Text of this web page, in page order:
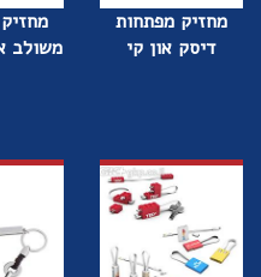
מחזיק מפתחות
דיסק און קי
משולב